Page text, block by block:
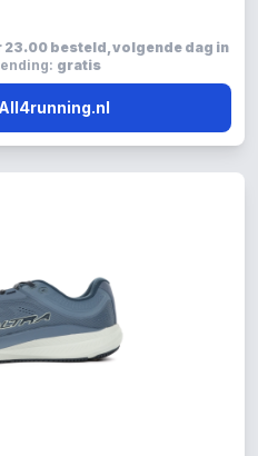
besteld, volgende dag in
gratis